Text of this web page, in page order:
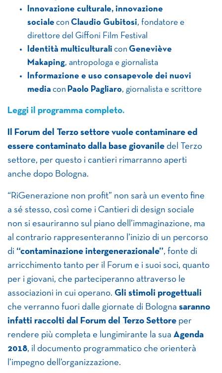
Innovazione culturale, innovazione
sociale con Claudio Gubitosi, fondatore e
direttore del Giffoni Film Festival
Identità multiculturali con Geneviève
Makaping, antropologa e giornalista
Informazione e uso consapevole dei nuovi
media con Paolo Pagliaro, giornalista e scrittore
Leggi il programma completo.
Il Forum del Terzo settore vuole contaminare ed
essere contaminato dalla base giovanile del Terzo
settore, per questo i cantieri rimarranno aperti
anche dopo Bologna.
“RiGenerazione non profit” non sarà un evento fine
a sé stesso, così come i Cantieri di design sociale
non si esauriranno sul piano dell’immaginazione, ma
al contrario rappresenteranno l’inizio di un percorso
di “contaminazione intergenerazionale”, fonte di
arricchimento tanto per il Forum e i suoi soci, quanto
per i giovani, che parteciperanno attraverso le
associazioni in cui operano. Gli stimoli progettuali
che verranno fuori dalle giornate di Bologna saranno
infatti raccolti dal Forum del Terzo Settore per
rendere più completa e lungimirante la sua Agenda
2018, il documento programmatico che orienterà
l’impegno dell’organizzazione.